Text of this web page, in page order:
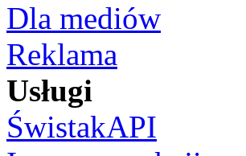
Dla mediów
Reklama
Usługi
ŚwistakAPI